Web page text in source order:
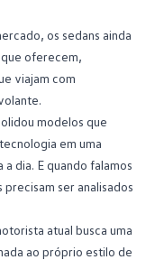
os sedans ainda
oferecem,
viajam com
modelos que
em uma
dia. E quando falamos
precisam ser analisados
atual busca uma
ao próprio estilo de